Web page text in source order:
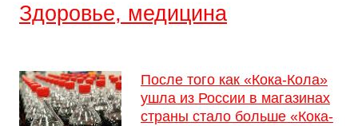
Здоровье, медицина
После того как «Кока-Кола»
ушла из России в магазинах
страны стало больше «Кока-